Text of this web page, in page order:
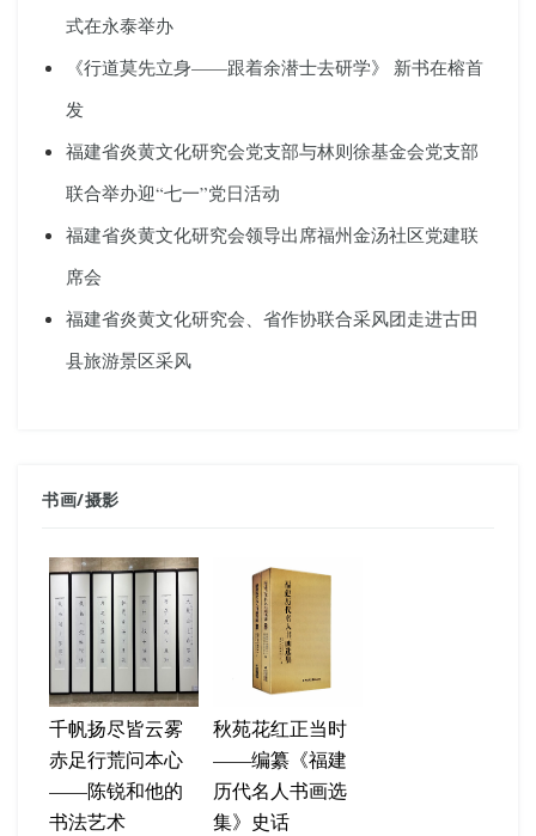
式在永泰举办
《行道莫先立身——跟着余潜士去研学》 新书在榕首
发
福建省炎黄文化研究会党支部与林则徐基金会党支部
联合举办迎“七一”党日活动
福建省炎黄文化研究会领导出席福州金汤社区党建联
席会
福建省炎黄文化研究会、省作协联合采风团走进古田
县旅游景区采风
书画/摄影
千帆扬尽皆云雾
赤足行荒问本心
——陈锐和他的
书法艺术
秋苑花红正当时
——编纂《福建
历代名人书画选
集》史话